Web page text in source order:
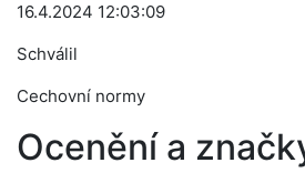
16.4.2024 12:03:09
Schválil
Cechovní normy
Ocenění a